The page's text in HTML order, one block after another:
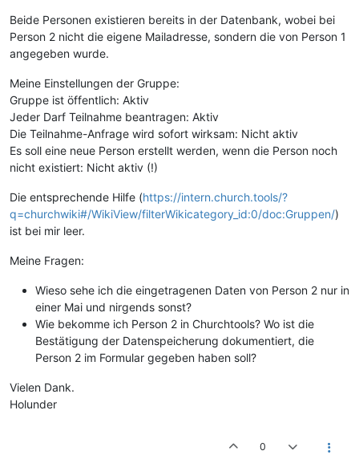
Beide Personen existieren bereits in der Datenbank, wobei bei
Person 2 nicht die eigene Mailadresse, sondern die von Person 1
angegeben wurde.
Meine Einstellungen der Gruppe:
Gruppe ist öffentlich: Aktiv
Jeder Darf Teilnahme beantragen: Aktiv
Die Teilnahme-Anfrage wird sofort wirksam: Nicht aktiv
Es soll eine neue Person erstellt werden, wenn die Person noch
nicht existiert: Nicht aktiv (!)
Die entsprechende Hilfe (https://intern.church.tools/?
q=churchwiki#/WikiView/filterWikicategory_id:0/doc:Gruppen/)
ist bei mir leer.
Meine Fragen:
Wieso sehe ich die eingetragenen Daten von Person 2 nur in
einer Mai und nirgends sonst?
Wie bekomme ich Person 2 in Churchtools? Wo ist die
Bestätigung der Datenspeicherung dokumentiert, die
Person 2 im Formular gegeben haben soll?
Vielen Dank.
Holunder
0